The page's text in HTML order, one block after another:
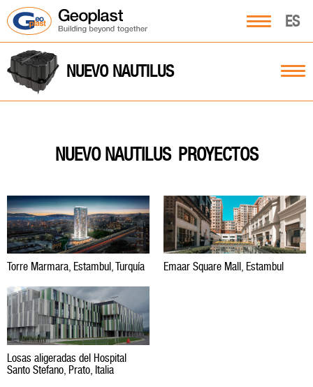
ES
NUEVO NAUTILUS
NUEVO NAUTILUS PROYECTOS
Torre Marmara, Estambul, Turquía Emaar Square Mall, Estambul
Losas aligeradas del Hospital
Santo Stefano, Prato, Italia